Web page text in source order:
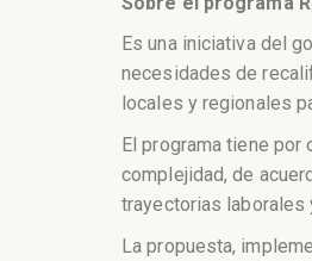
Es una iniciativa del
necesidades de
locales y regionales
El programa tiene
complejidad, de
trayectorias
La propuesta,